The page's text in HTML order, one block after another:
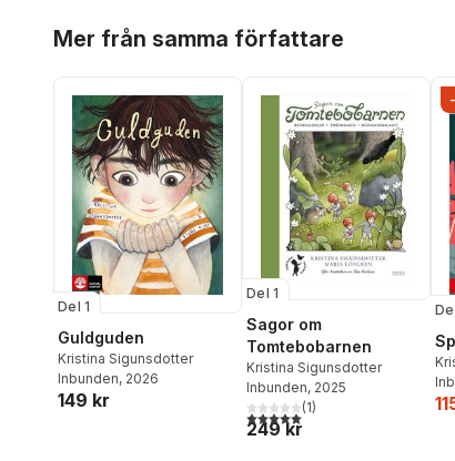
Mer från samma författare
Del 1
Guldguden
Kristina Sigunsdotter
Inbunden, 2026
149 kr
Del 1
Sagor om
Tomtebobarnen
Kristina Sigunsdotter
Inbunden, 2025
5,0utav 5 stjärnor. Totalt antal
(1)
249 kr